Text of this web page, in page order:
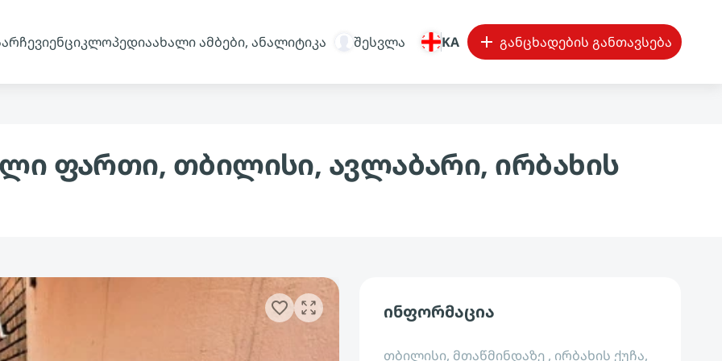
ენციკლოპედიაახალი ამბები, ანალიტიკა შესვლა KA განცხადების განთავსება
ფართი, თბილისი, ავლაბარი, ირბახის
ინფორმაცია
თბილისი, მთაწმინდაზე , ირბახის ქუჩა,